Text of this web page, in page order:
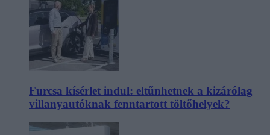
Furcsa kísérlet indul: eltűnhetnek a kizárólag
villanyautóknak fenntartott töltőhelyek?